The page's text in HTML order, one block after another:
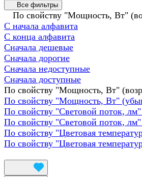
Все фильтры
По свойству "Мощность, Вт"
С начала алфавита
С конца алфавита
Сначала дешевые
Сначала дорогие
Сначала недоступные
Сначала доступные
По свойству "Мощность, Вт"
По свойству "Мощность, Вт"
По свойству "Световой поток, лм"
По свойству "Световой поток,
По свойству "Цветовая
По свойству "Цветовая